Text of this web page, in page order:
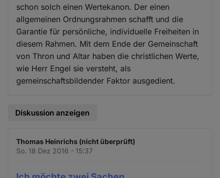
schon solch einen Wertekanon. Der einen
allgemeinen Ordnungsrahmen schafft und die
Garantie für persönliche, individuelle Freiheiten in
diesem Rahmen. Mit dem Ende der Gemeinschaft
von Thron und Altar haben die christlichen Werte,
wie Herr Engel sie versteht, als
gemeinschaftsbildender Faktor ausgedient.
Diskussion anzeigen
Thomas Heinrichs (nicht überprüft)
So. 18 Dez 2016 - 15:37